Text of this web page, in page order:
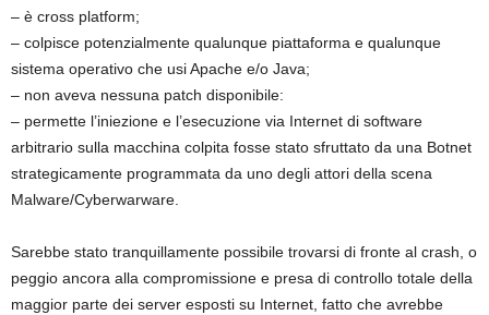
– è cross platform;
– colpisce potenzialmente qualunque piattaforma e qualunque
sistema operativo che usi Apache e/o Java;
– non aveva nessuna patch disponibile:
– permette l’iniezione e l’esecuzione via Internet di software
arbitrario sulla macchina colpita fosse stato sfruttato da una Botnet
strategicamente programmata da uno degli attori della scena
Malware/Cyberwarware.
Sarebbe stato tranquillamente possibile trovarsi di fronte al crash, o
peggio ancora alla compromissione e presa di controllo totale della
maggior parte dei server esposti su Internet, fatto che avrebbe